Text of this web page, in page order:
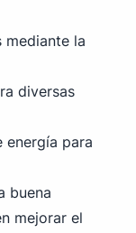
la
diversas
energía para
buena
mejorar el